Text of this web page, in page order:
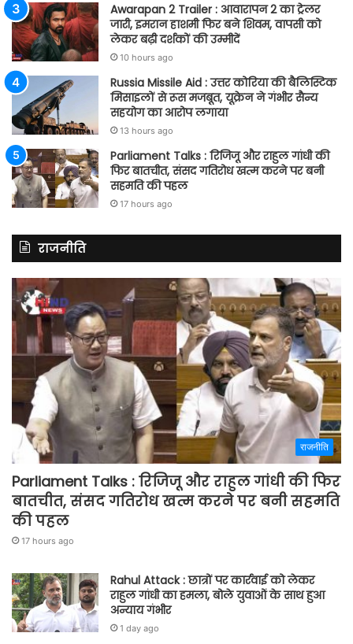
Awarapan 2 Trailer : आवारापन 2 का ट्रेलर
जारी, इमरान हाशमी फिर बने शिवम, वापसी को
लेकर बढ़ी दर्शकों की उम्मीदें
10 hours ago
Russia Missile Aid : उत्तर कोरिया की बैलिस्टिक
मिसाइलों से रूस मजबूत, यूक्रेन ने गंभीर सैन्य
सहयोग का आरोप लगाया
13 hours ago
Parliament Talks : रिजिजू और राहुल गांधी की
फिर बातचीत, संसद गतिरोध खत्म करने पर बनी
सहमति की पहल
17 hours ago
राजनीति
राजनीति
Parliament Talks : रिजिजू और राहुल गांधी की फिर
बातचीत, संसद गतिरोध खत्म करने पर बनी सहमति
की पहल
17 hours ago
Rahul Attack : छात्रों पर कार्रवाई को लेकर
राहुल गांधी का हमला, बोले युवाओं के साथ हुआ
अन्याय गंभीर
1 day ago